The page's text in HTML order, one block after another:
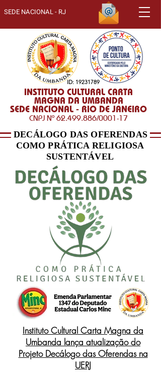
SEDE NACIONAL - RJ
INSTITUTO CULTURAL CARTA
MAGNA DA UMBANDA
SEDE NACIONAL - RIO DE JANEIRO
CNPJ Nº62.499.886/0001-17
ID: 19231789
DECÁLOGO DAS OFERENDAS
COMO PRÁTICA RELIGIOSA
SUSTENTÁVEL
Instituto Cultural Carta Magna da
Umbanda lança atualização do
Projeto Decálogo das Oferendas na
UERJ